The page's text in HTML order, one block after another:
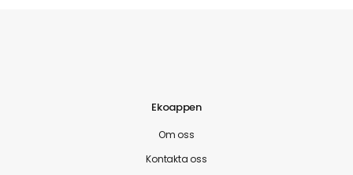
Ekoappen
Om oss
Kontakta oss